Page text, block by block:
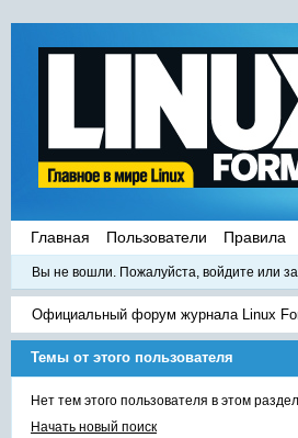
Главная Пользователи Правила
Вы не вошли. Пожалуйста, войдите или
Официальный форум журнала Linux
Темы от этого пользователя
Нет тем этого пользователя в этом
Начать новый поиск